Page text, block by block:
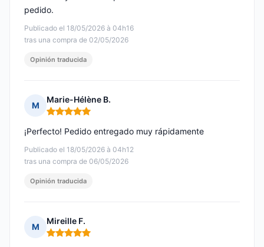
Publicado el 18/05/2026 à 04h16
tras una compra de 02/05/2026
pedido.
Opinión traducida
M
Marie-Hélène B.
Nota: 5 de 5
Publicado el 18/05/2026 à 04h12
tras una compra de 06/05/2026
¡Perfecto! Pedido entregado muy rápidamente
Opinión traducida
M
Mireille F.
Nota: 5 de 5